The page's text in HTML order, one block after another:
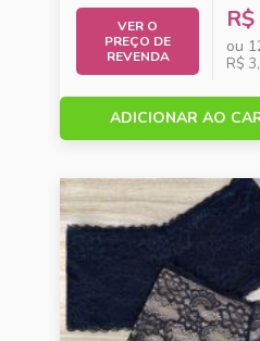
VER O
PREÇO DE
REVENDA
ou
R$
ADICIONAR AO